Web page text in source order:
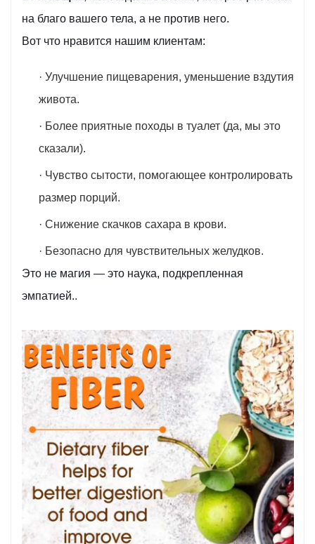
на благо вашего тела, а не против него.
Вот что нравится нашим клиентам:
· Улучшение пищеварения, уменьшение вздутия
живота.
· Более приятные походы в туалет (да, мы это
сказали).
· Чувство сытости, помогающее контролировать
размер порций.
· Снижение скачков сахара в крови.
· Безопасно для чувствительных желудков.
Это не магия — это наука, подкрепленная
эмпатией..